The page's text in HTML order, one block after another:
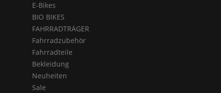
E-Bikes
BIO BIKES
FAHRRADTRÄGER
Fahrradzubehör
Fahrradteile
Bekleidung
Neuheiten
Sale